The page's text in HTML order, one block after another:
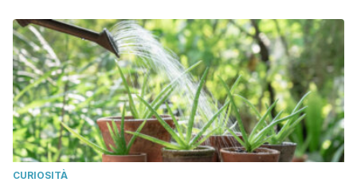
CURIOSITÀ